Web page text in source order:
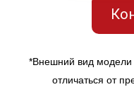
*Внешний вид модели
отличаться от